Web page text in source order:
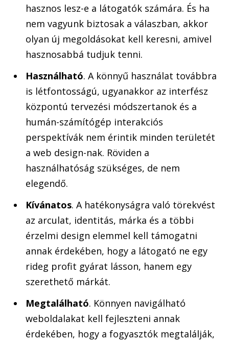
hasznos lesz-e a látogatók számára. És ha
nem vagyunk biztosak a válaszban, akkor
olyan új megoldásokat kell keresni, amivel
hasznosabbá tudjuk tenni.
Használható. A könnyű használat továbbra
is létfontosságú, ugyanakkor az interfész
központú tervezési módszertanok és a
humán-számítógép interakciós
perspektívák nem érintik minden területét
a web design-nak. Röviden a
használhatóság szükséges, de nem
elegendő.
Kívánatos. A hatékonyságra való törekvést
az arculat, identitás, márka és a többi
érzelmi design elemmel kell támogatni
annak érdekében, hogy a látogató ne egy
rideg profit gyárat lásson, hanem egy
szerethető márkát.
Megtalálható. Könnyen navigálható
weboldalakat kell fejleszteni annak
érdekében, hogy a fogyasztók megtalálják,